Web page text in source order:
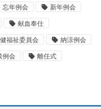
忘年例会 新年例会
献血奉仕
福祉委員会 納涼例会
例会 離任式